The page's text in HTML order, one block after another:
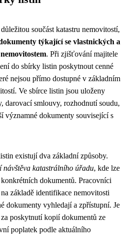
součást katastru nemovitostí,
týkající se vlastnických a
. Při zjišťování majitele
do sbírky listin poskytnout cenné
nejsou přímo dostupné v základním
Ve sbírce listin jsou uloženy
darovací smlouvy, rozhodnutí soudu,
významné dokumenty související s
existují dva základní způsoby.
návštěva katastrálního úřadu, kde lze
dokumentů. Pracovníci
základě identifikace nemovitosti
dokumenty vyhledají a zpřístupní. Je
poskytnutí kopií dokumentů ze
poplatek podle aktuálního